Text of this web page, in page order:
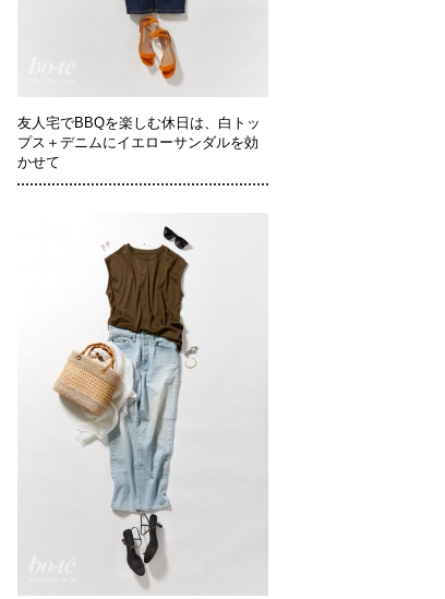
友人宅でBBQを楽しむ休日は、白トッ
プス＋デニムにイエローサンダルを効
かせて